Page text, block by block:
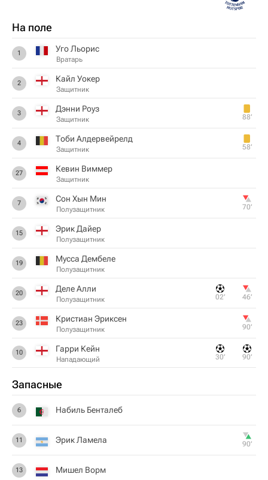
На поле
1 Уго Льорис
Вратарь
2 Кайл Уокер
Защитник
3 Дэнни Роуз
Защитник 88‎’‎
4 Тоби Алдервейрелд
Защитник 58‎’‎
27 Кевин Виммер
Защитник
7 Сон Хын Мин
Полузащитник 70‎’‎
15 Эрик Дайер
Полузащитник
19 Мусса Дембеле
Полузащитник
20 Деле Алли
Полузащитник 02‎’‎ 46‎’‎
23 Кристиан Эриксен
Полузащитник 90‎’‎
10 Гарри Кейн
Нападающий 30‎’‎ 90‎’‎
Запасные
6 Набиль Бенталеб
11 Эрик Ламела 90‎’‎
13 Мишел Ворм